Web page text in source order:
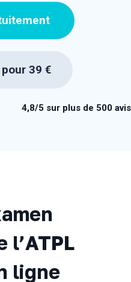
39 €
4,8/5 sur plus de 500 avis
l’ATPL
ligne